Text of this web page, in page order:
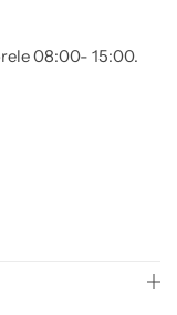
08:00- 15:00.